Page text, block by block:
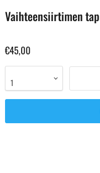
Vaihteensiirtimen
€45,00